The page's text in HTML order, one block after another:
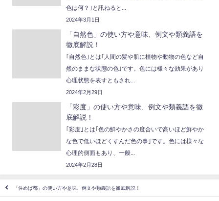
色は何？｣と訊ねると...
2024年3月1日
「自然色」の使い方や意味、例文や類義語を
徹底解説！
｢自然色｣とは｢人間の髪や肌に植物や動物の色など自
然のままな状態の色｣です。色には様々な効果があり
心理状態を表すともされ...
2024年2月29日
「彩度」の使い方や意味、例文や類義語を徹
底解説！
｢彩度｣とは｢色の鮮やかさの度合いで高いほど鮮やか
な色で低いほどくすんだ色の事｣です。色には様々な
心理的側面もあり、一般...
2024年2月28日
「住めば都」の使い方や意味、例文や類義語を徹底解説！